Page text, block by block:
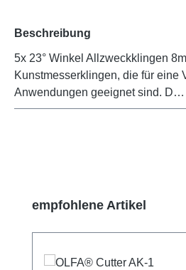
Beschreibung
5x 23° Winkel Allzweckklingen
Kunstmesserklingen, die für eine
Anwendungen geeignet sind. D…
Produktgalerie überspringen
empfohlene Artikel